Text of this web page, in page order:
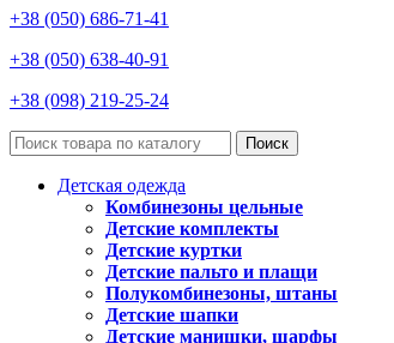
+38 (050) 686-71-41
+38 (050) 638-40-91
+38 (098) 219-25-24
Поиск
Детская одежда
Комбинезоны цельные
Детские комплекты
Детские куртки
Детские пальто и плащи
Полукомбинезоны, штаны
Детские шапки
Детские манишки, шарфы